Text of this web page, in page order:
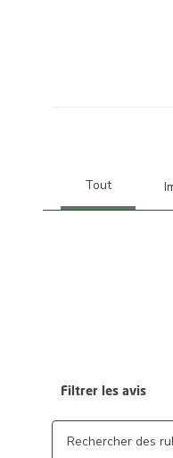
Filtrer les avis
Zone de recherche